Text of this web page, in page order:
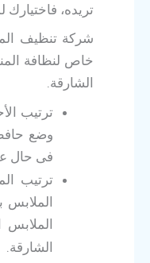
تريده،
شركة تنظيف
خاص لنظافة
الشارقة.
ترتيب
وضع
فى حال
ترتيب
الملابس
الملابس
الشارقة